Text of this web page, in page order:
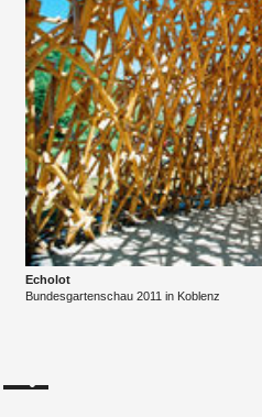
Echolot
Bundesgartenschau 2011 in Koblenz